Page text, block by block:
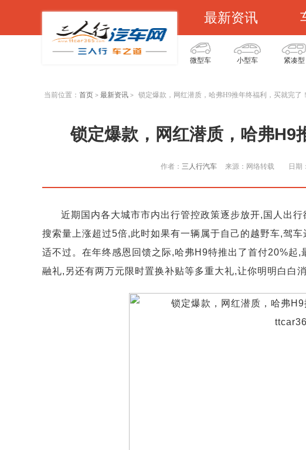
最新资讯
微型车 小型车 紧凑型
当前位置： 首页 > 最新资讯 > 锁定爆款，网红潜质，哈弗H9推年终福利，买就完了！
锁定爆款，网红潜质，哈弗H9
作者： 三人行汽车 来源：网络转载 日期
近期国内各大城市市内出行管控政策逐步放开,国人出
搜索量上涨超过5倍,此时如果有一辆属于自己的越野车,驾
适不过。在年终感恩回馈之际,哈弗H9特推出了首付20%起
融礼,另还有两万元限时置换补贴等多重大礼,让你明明白白